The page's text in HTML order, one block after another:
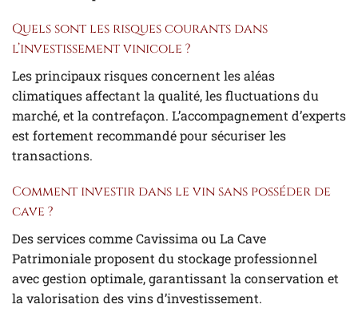
Quels sont les risques courants dans
l’investissement vinicole ?
Les principaux risques concernent les aléas
climatiques affectant la qualité, les fluctuations du
marché, et la contrefaçon. L’accompagnement d’experts
est fortement recommandé pour sécuriser les
transactions.
Comment investir dans le vin sans posséder de
cave ?
Des services comme Cavissima ou La Cave
Patrimoniale proposent du stockage professionnel
avec gestion optimale, garantissant la conservation et
la valorisation des vins d’investissement.